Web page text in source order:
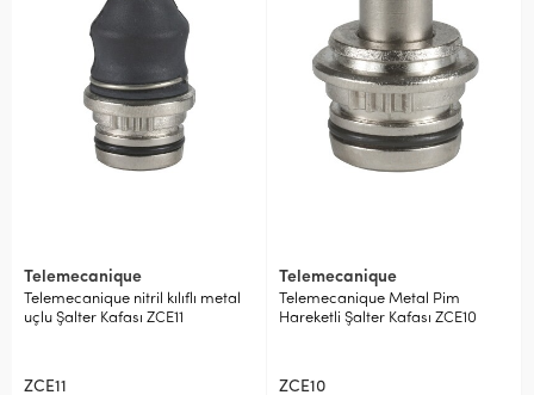
Telemecanique
Telemecanique nitril kılıflı metal
uçlu Şalter Kafası ZCE11
ZCE11
Telemecanique
Telemecanique Metal Pim
Hareketli Şalter Kafası ZCE10
ZCE10